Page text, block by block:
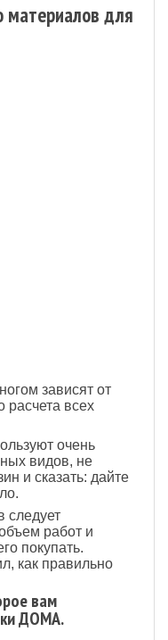
материалов для
зависят от
расчета всех
очень
видов, не
и сказать: дайте
следует
работ и
покупать.
как правильно
вам
ДОМА.